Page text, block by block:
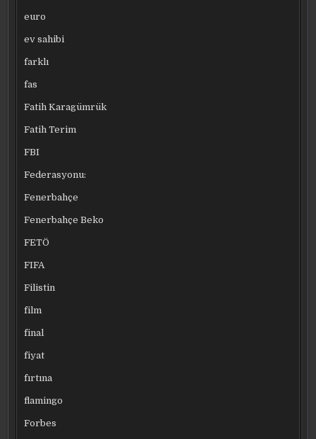
euro
ev sahibi
farklı
fas
Fatih Karagümrük
Fatih Terim
FBI
Federasyonu:
Fenerbahçe
Fenerbahçe Beko
FETÖ
FIFA
Filistin
film
final
fiyat
fırtına
flamingo
Forbes